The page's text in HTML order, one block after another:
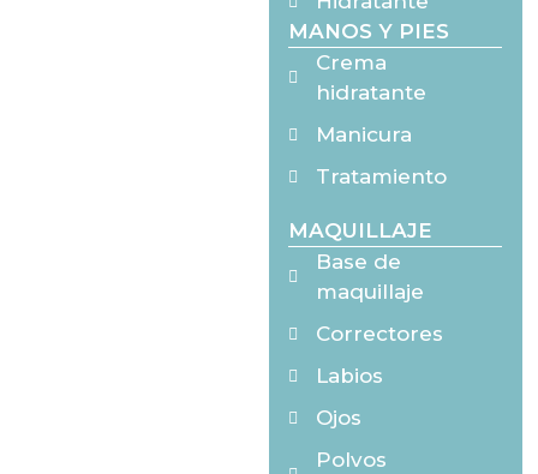
MANOS Y PIES
Crema
hidratante
Manicura
Tratamiento
MAQUILLAJE
Base de
maquillaje
Correctores
Labios
Ojos
Polvos